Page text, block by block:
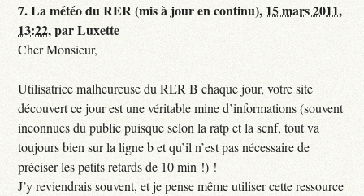
7.La météo du RER (mis à jour en continu), 15 mars 2011,
13:22,parLuxette
Cher Monsieur,
Utilisatrice malheureuse du RER B chaque jour, votre site
découvert ce jour est une véritable mine d’informations (souvent
inconnues du public puisque selon la ratp et la scnf, tout va
toujours bien sur la ligne b et qu’il n’est pas nécessaire de
préciser les petits retards de 10 min !) !
J’y reviendrais souvent, et je pense même utiliser cette ressource